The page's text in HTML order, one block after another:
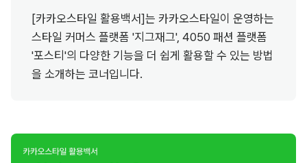
[카카오스타일 활용백서]는 카카오스타일이 운영하는
스타일 커머스 플랫폼 '지그재그', 4050 패션 플랫폼
'포스티'의 다양한 기능을 더 쉽게 활용할 수 있는 방법
을 소개하는 코너입니다.